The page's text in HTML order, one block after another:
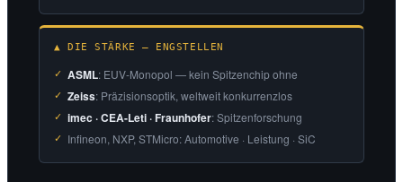
▲ DIE STÄRKE — ENGSTELLEN
ASML: EUV-Monopol — kein Spitzenchip ohne
Zeiss: Präzisionsoptik, weltweit konkurrenzlos
imec · CEA-Leti · Fraunhofer: Spitzenforschung
Infineon, NXP, STMicro: Automotive · Leistung · SiC